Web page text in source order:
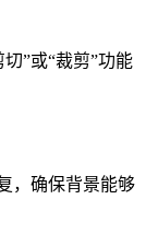
”或“裁剪”功能
，确保背景能够